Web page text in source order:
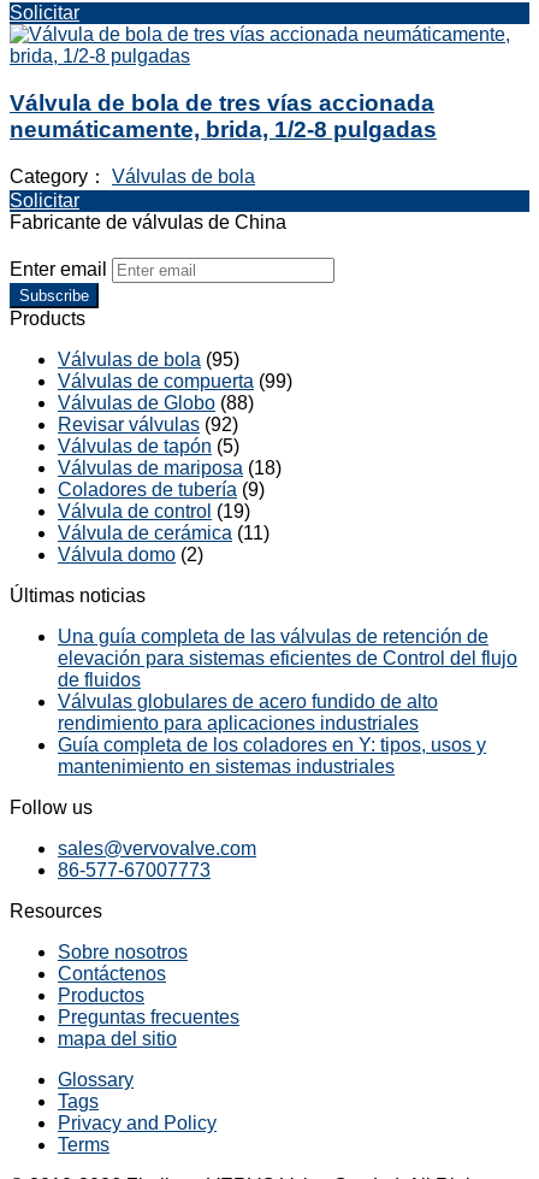
Solicitar
Válvula de bola de tres vías accionada
neumáticamente, brida, 1/2-8 pulgadas
Category： Válvulas de bola
Solicitar
Fabricante de válvulas de China
Enter email
Subscribe
Products
Válvulas de bola (95)
Válvulas de compuerta (99)
Válvulas de Globo (88)
Revisar válvulas (92)
Válvulas de tapón (5)
Válvulas de mariposa (18)
Coladores de tubería (9)
Válvula de control (19)
Válvula de cerámica (11)
Válvula domo (2)
Últimas noticias
Una guía completa de las válvulas de retención de
elevación para sistemas eficientes de Control del flujo
de fluidos
Válvulas globulares de acero fundido de alto
rendimiento para aplicaciones industriales
Guía completa de los coladores en Y: tipos, usos y
mantenimiento en sistemas industriales
Follow us
sales@vervovalve.com
86-577-67007773
Resources
Sobre nosotros
Contáctenos
Productos
Preguntas frecuentes
mapa del sitio
Glossary
Tags
Privacy and Policy
Terms